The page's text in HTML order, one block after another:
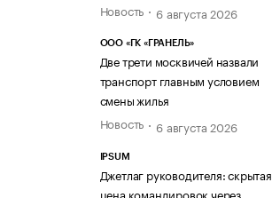
Новость
6 августа 2026
ООО «ГК «ГРАНЕЛЬ»
Две трети москвичей назвали
транспорт главным условием
смены жилья
Новость
6 августа 2026
IPSUM
Джетлаг руководителя: скрытая
цена командировок через